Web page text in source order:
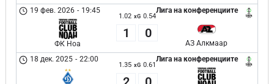
Лига на конференциите
19 фев. 2026 - 19:45
ФК Ноа
1.02 xG 0.54
1 0
АЗ Алкмаар
Лига на конференциите
18 дек. 2025 - 22:00
1.35 xG 0.61